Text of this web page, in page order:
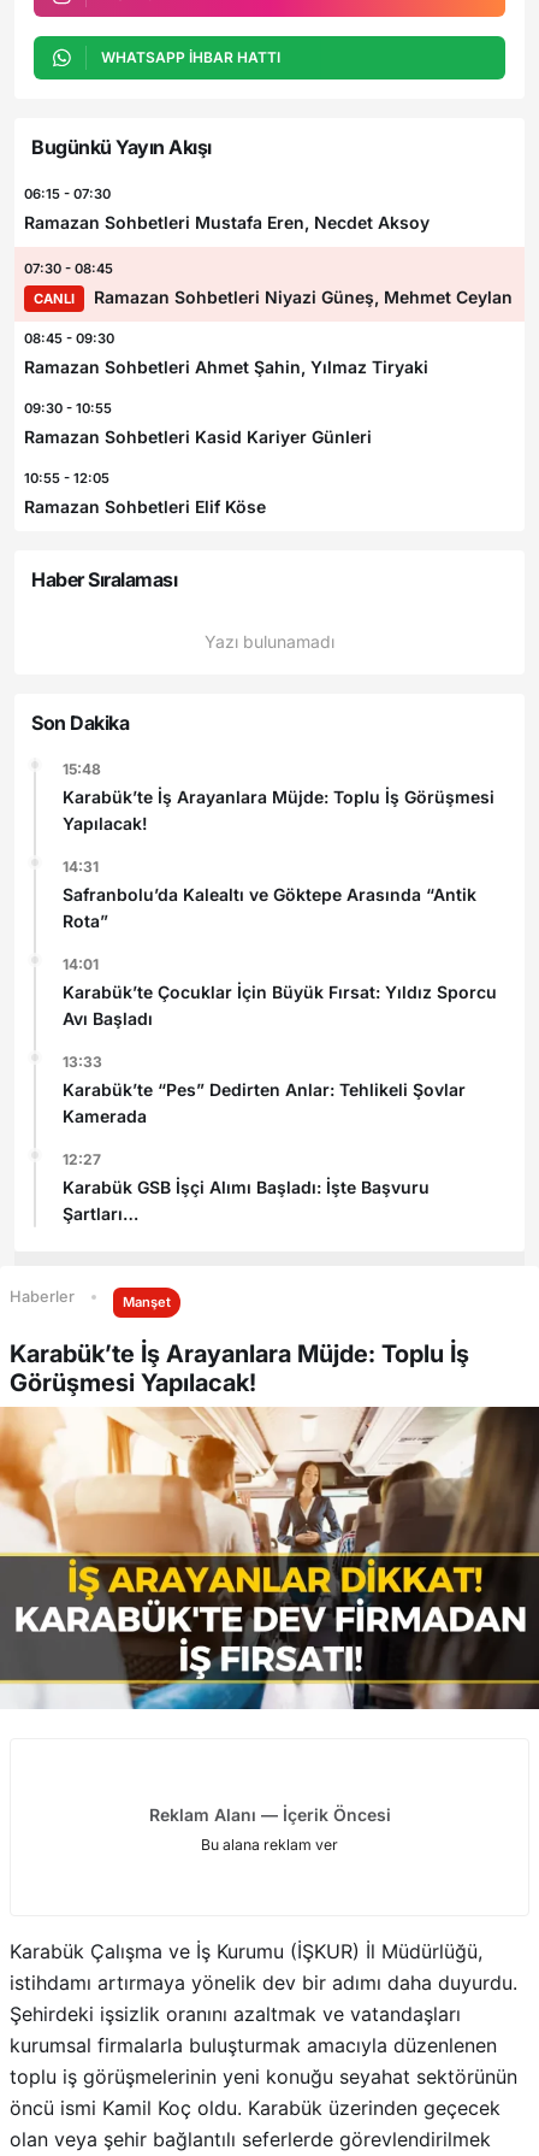
WHATSAPP İHBAR HATTI
Bugünkü Yayın Akışı
06:15 - 07:30
Ramazan Sohbetleri Mustafa Eren, Necdet Aksoy
07:30 - 08:45
CANLI
Ramazan Sohbetleri Niyazi Güneş, Mehmet Ceylan
08:45 - 09:30
Ramazan Sohbetleri Ahmet Şahin, Yılmaz Tiryaki
09:30 - 10:55
Ramazan Sohbetleri Kasid Kariyer Günleri
10:55 - 12:05
Ramazan Sohbetleri Elif Köse
Haber Sıralaması
Yazı bulunamadı
Son Dakika
15:48
Karabük’te İş Arayanlara Müjde: Toplu İş Görüşmesi
Yapılacak!
14:31
Safranbolu’da Kalealtı ve Göktepe Arasında “Antik
Rota”
14:01
Karabük’te Çocuklar İçin Büyük Fırsat: Yıldız Sporcu
Avı Başladı
13:33
Karabük’te “Pes” Dedirten Anlar: Tehlikeli Şovlar
Kamerada
12:27
Karabük GSB İşçi Alımı Başladı: İşte Başvuru
Şartları
Haberler Manşet
Karabük’te İş Arayanlara Müjde: Toplu İş
Görüşmesi Yapılacak!
Reklam Alanı — İçerik Öncesi
Bu alana reklam ver
Karabük Çalışma ve İş Kurumu (İŞKUR) İl Müdürlüğü,
istihdamı artırmaya yönelik dev bir adımı daha duyurdu.
Şehirdeki işsizlik oranını azaltmak ve vatandaşları
kurumsal firmalarla buluşturmak amacıyla düzenlenen
toplu iş görüşmelerinin yeni konuğu seyahat sektörünün
öncü ismi Kamil Koç oldu. Karabük üzerinden geçecek
olan veya şehir bağlantılı seferlerde görevlendirilmek